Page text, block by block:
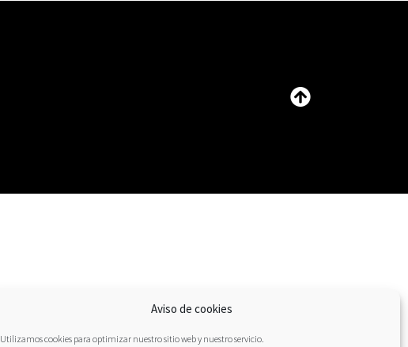
Aviso de cookies
Utilizamos cookies para optimizar nuestro sitio web y nuestro servicio.